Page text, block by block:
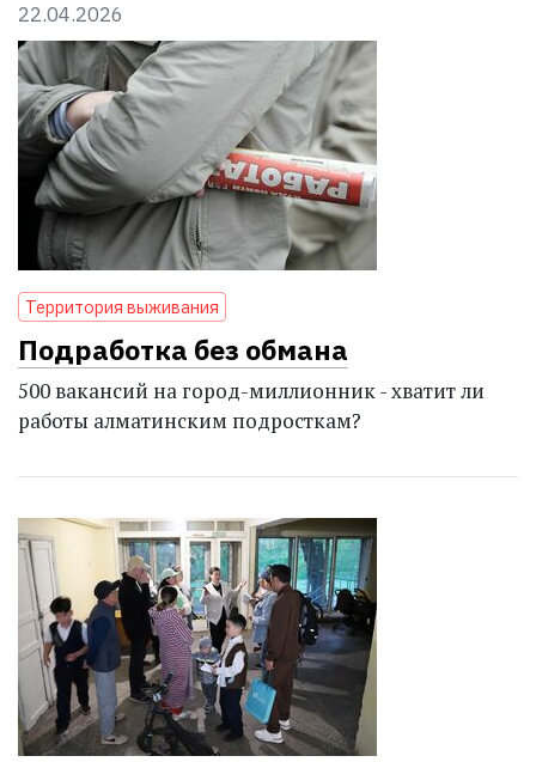
22.04.2026
Территория выживания
Подработка без обмана
500 вакансий на город-миллионник - хватит ли
работы алматинским подросткам?